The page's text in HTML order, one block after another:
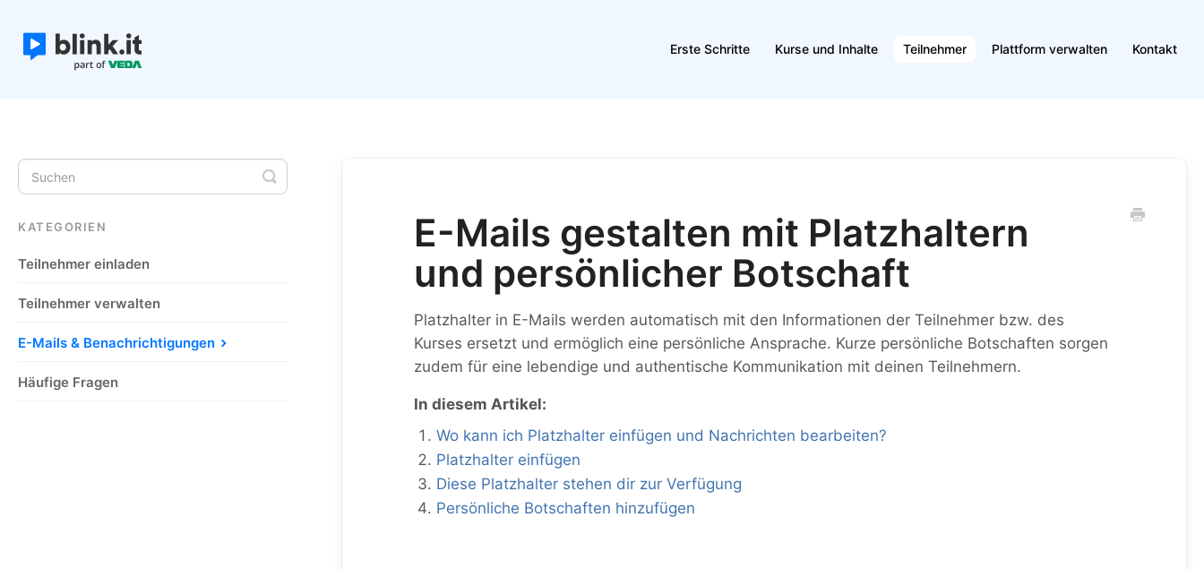
Erste Schritte Kurse und Inhalte Teilnehmer Plattform verwalten Kontakt
E-Mails gestalten mit Platzhaltern
und persönlicher Botschaft
Platzhalter in E-Mails werden automatisch mit den Informationen der Teilnehmer bzw. des
Kurses ersetzt und ermöglich eine persönliche Ansprache. Kurze persönliche Botschaften sorgen
zudem für eine lebendige und authentische Kommunikation mit deinen Teilnehmern.
In diesem Artikel:
Wo kann ich Platzhalter einfügen und Nachrichten bearbeiten?
Platzhalter einfügen
Diese Platzhalter stehen dir zur Verfügung
Persönliche Botschaften hinzufügen
Toggle
Search
KATEGORIEN
Teilnehmer einladen
Teilnehmer verwalten
E-Mails & Benachrichtigungen
Häufige Fragen